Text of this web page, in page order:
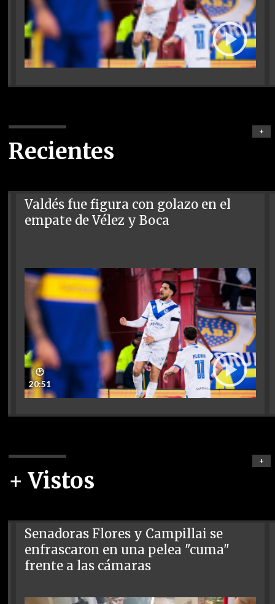
Recientes
+
Valdés fue figura con golazo en el
empate de Vélez y Boca
🕑
20:51
+ Vistos
+
Senadoras Flores y Campillai se
enfrascaron en una pelea "cuma"
frente a las cámaras